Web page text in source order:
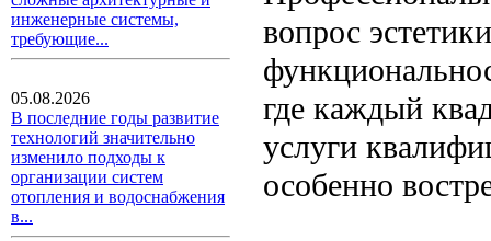
инженерные системы,
требующие...
05.08.2026
В последние годы развитие
технологий значительно
изменило подходы к
организации систем
отопления и водоснабжения
в...
вопрос
где каждый
услуги
особенно